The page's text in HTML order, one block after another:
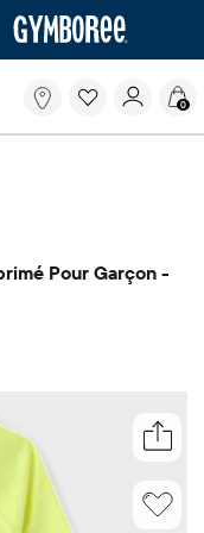
filtre les
0
Pour Garçon -